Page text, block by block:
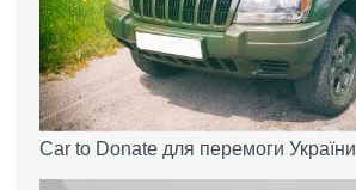
Car to Donate для перемоги України